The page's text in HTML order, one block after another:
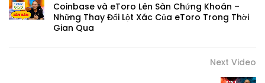
Coinbase và eToro Lên Sàn Chứng Khoán –
Những Thay Đổi Lột Xác Của eToro Trong Thời
Gian Qua
Next Video